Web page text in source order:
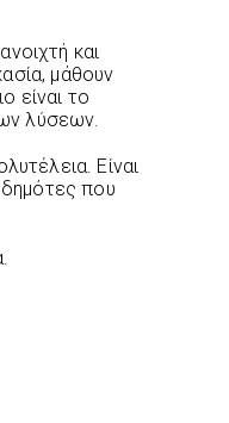
και
μάθουν
είναι το
λύσεων.
Είναι
που